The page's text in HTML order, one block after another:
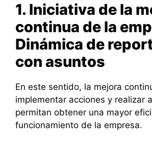
1. Iniciativa de la
continua de la
Dinámica de
con asuntos
En este sentido, la mejora
implementar acciones y realizar
permitan obtener una mayor
funcionamiento de la empresa.